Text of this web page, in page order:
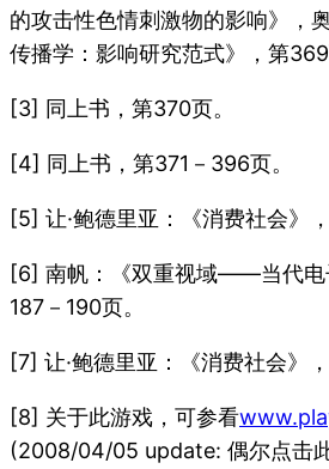
的攻击性色情刺激物的影响》，
传播学：影响研究范式》，第369
[3] 同上书，第370页。
[4] 同上书，第371－396页。
[5] 让·鲍德里亚：《消费社会》，
[6] 南帆：《双重视域——当代电
187－190页。
[7] 让·鲍德里亚：《消费社会》，
[8] 关于此游戏，可参看
(2008/04/05 update: 偶尔点击